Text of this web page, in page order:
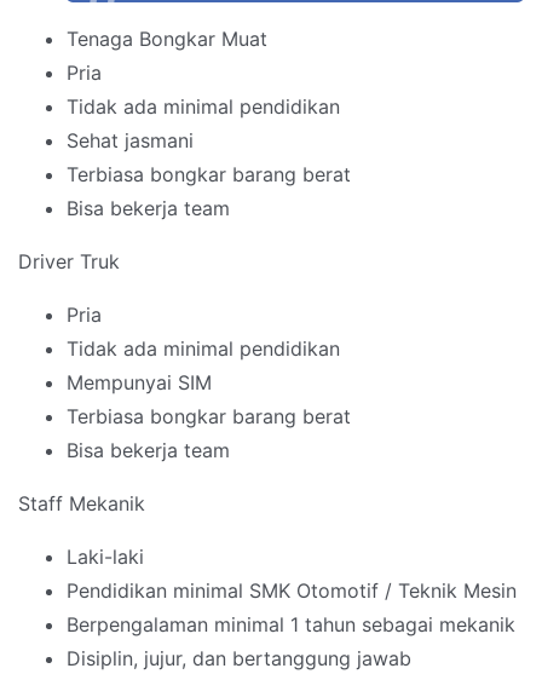
Tenaga Bongkar Muat
Pria
Tidak ada minimal pendidikan
Sehat jasmani
Terbiasa bongkar barang berat
Bisa bekerja team
Driver Truk
Pria
Tidak ada minimal pendidikan
Mempunyai SIM
Terbiasa bongkar barang berat
Bisa bekerja team
Staff Mekanik
Laki-laki
Pendidikan minimal SMK Otomotif / Teknik Mesin
Berpengalaman minimal 1 tahun sebagai mekanik
Disiplin, jujur, dan bertanggung jawab